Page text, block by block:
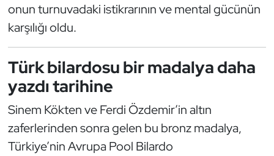
onun turnuvadaki istikrarının ve mental gücünün
karşılığı oldu.
Türk bilardosu bir madalya daha
yazdı tarihine
Sinem Kökten ve Ferdi Özdemir’in altın
zaferlerinden sonra gelen bu bronz madalya,
Türkiye’nin Avrupa Pool Bilardo
Modern Pentatlon
Muay Thai
Okçuluk
Optimist